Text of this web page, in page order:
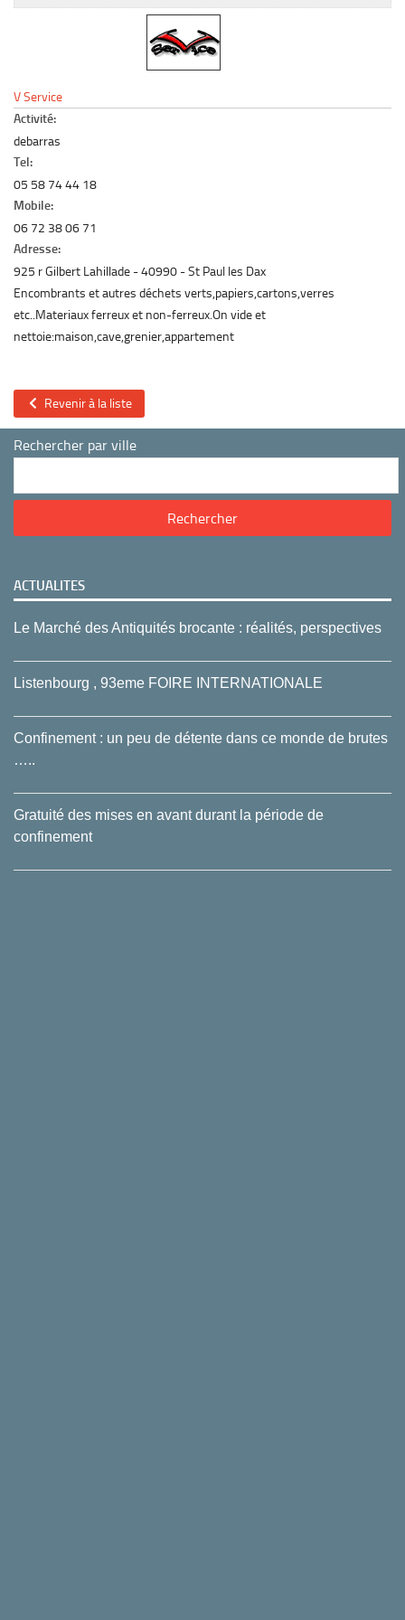
Le marché du mobilier d’occasion
V Service
Activité:
debarras
Tel:
05 58 74 44 18
Mobile:
06 72 38 06 71
Adresse:
925 r Gilbert Lahillade 40990
St Paul les Dax
Encombrants et autres déchets verts,papiers,cartons,verres
etc..Materiaux ferreux et non-ferreux.On vide et
nettoie:maison,cave,grenier,appartement
Revenir à la liste
Rechercher par ville
ACTUALITES
Le Marché des Antiquités brocante : réalités, perspectives
Listenbourg , 93eme FOIRE INTERNATIONALE
Confinement : un peu de détente dans ce monde de brutes
…..
Gratuité des mises en avant durant la période de
confinement